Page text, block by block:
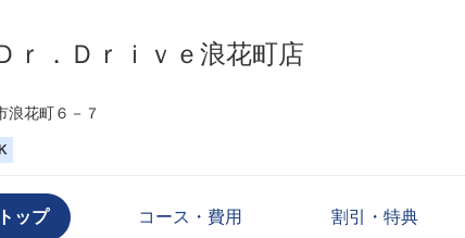
ｒ．Ｄｒｉｖｅ浪花町店
浪花町６－７
ップ コース・費用 割引・特典